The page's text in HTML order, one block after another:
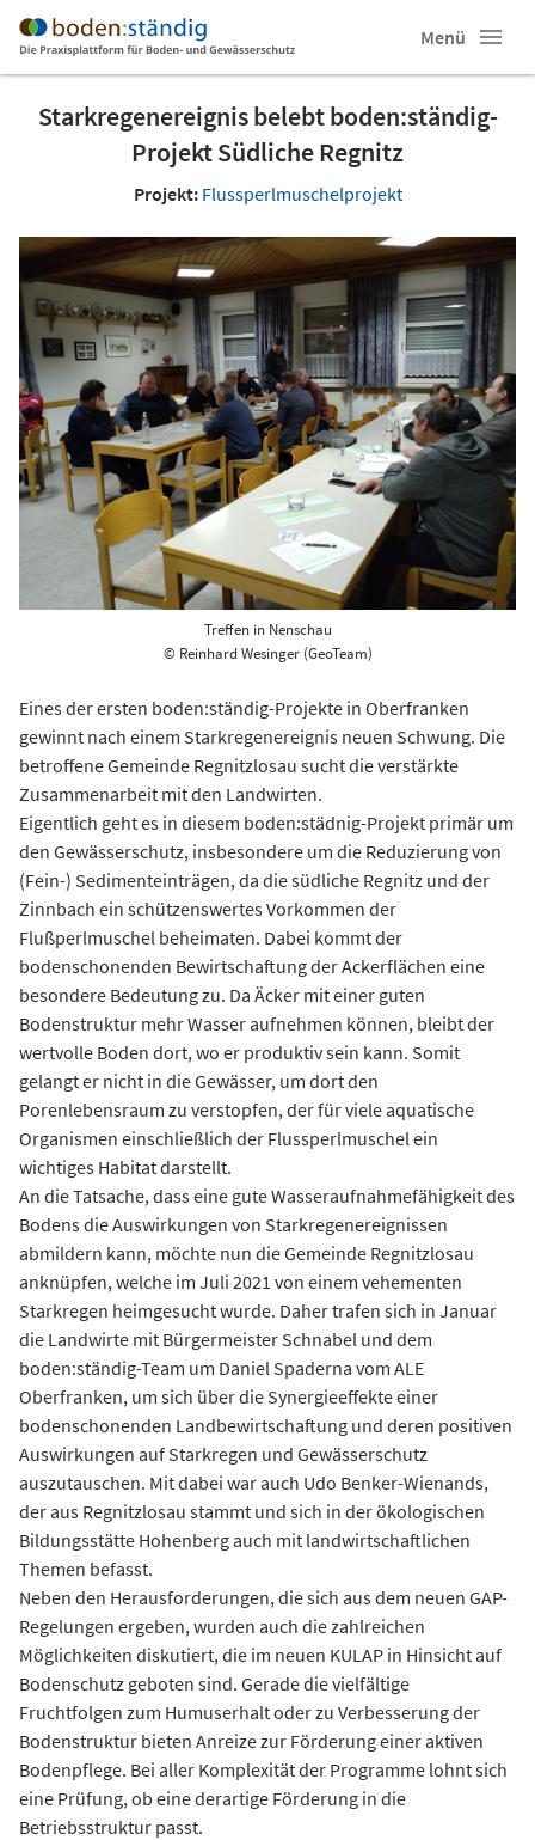
Menü
Starkregenereignis belebt boden:ständig-
Projekt Südliche Regnitz
Projekt: Flussperlmuschelprojekt
Treffen in Nenschau
© Reinhard Wesinger (GeoTeam)
Eines der ersten boden:ständig-Projekte in Oberfranken
gewinnt nach einem Starkregenereignis neuen Schwung. Die
betroffene Gemeinde Regnitzlosau sucht die verstärkte
Zusammenarbeit mit den Landwirten.
Eigentlich geht es in diesem boden:städnig-Projekt primär um
den Gewässerschutz, insbesondere um die Reduzierung von
(Fein-) Sedimenteinträgen, da die südliche Regnitz und der
Zinnbach ein schützenswertes Vorkommen der
Flußperlmuschel beheimaten. Dabei kommt der
bodenschonenden Bewirtschaftung der Ackerflächen eine
besondere Bedeutung zu. Da Äcker mit einer guten
Bodenstruktur mehr Wasser aufnehmen können, bleibt der
wertvolle Boden dort, wo er produktiv sein kann. Somit
gelangt er nicht in die Gewässer, um dort den
Porenlebensraum zu verstopfen, der für viele aquatische
Organismen einschließlich der Flussperlmuschel ein
wichtiges Habitat darstellt.
An die Tatsache, dass eine gute Wasseraufnahmefähigkeit des
Bodens die Auswirkungen von Starkregenereignissen
abmildern kann, möchte nun die Gemeinde Regnitzlosau
anknüpfen, welche im Juli 2021 von einem vehementen
Starkregen heimgesucht wurde. Daher trafen sich in Januar
die Landwirte mit Bürgermeister Schnabel und dem
boden:ständig-Team um Daniel Spaderna vom ALE
Oberfranken, um sich über die Synergieeffekte einer
bodenschonenden Landbewirtschaftung und deren positiven
Auswirkungen auf Starkregen und Gewässerschutz
auszutauschen. Mit dabei war auch Udo Benker-Wienands,
der aus Regnitzlosau stammt und sich in der ökologischen
Bildungsstätte Hohenberg auch mit landwirtschaftlichen
Themen befasst.
Neben den Herausforderungen, die sich aus dem neuen GAP-
Regelungen ergeben, wurden auch die zahlreichen
Möglichkeiten diskutiert, die im neuen KULAP in Hinsicht auf
Bodenschutz geboten sind. Gerade die vielfältige
Fruchtfolgen zum Humuserhalt oder zu Verbesserung der
Bodenstruktur bieten Anreize zur Förderung einer aktiven
Bodenpflege. Bei aller Komplexität der Programme lohnt sich
eine Prüfung, ob eine derartige Förderung in die
Betriebsstruktur passt.